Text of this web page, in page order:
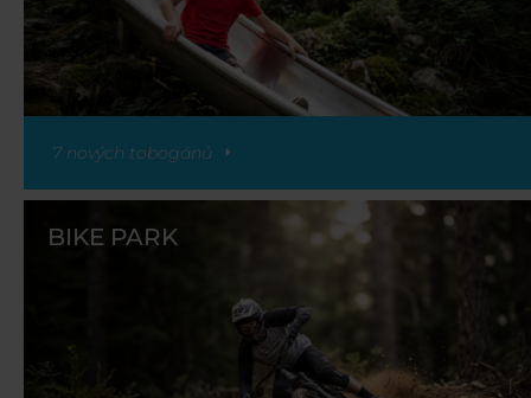
7 nových tobogánů
BIKE PARK